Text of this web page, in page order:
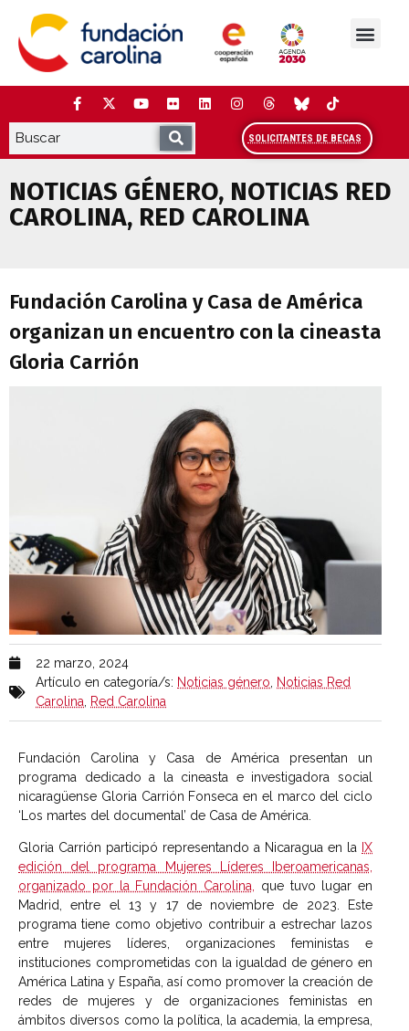
contenido
SOLICITANTES DE BECAS
NOTICIAS GÉNERO, NOTICIAS RED
CAROLINA, RED CAROLINA
Fundación Carolina y Casa de América
Fundación Carolina y Casa de América
organizan un encuentro con la cineasta
Gloria Carrión
22 marzo, 2024
Artículo en categoría/s: Noticias género
Noticias Red
Carolina
Red Carolina
Fundación Carolina y Casa de América presentan un
programa dedicado a la cineasta e investigadora social
nicaragüense Gloria Carrión Fonseca en el marco del ciclo
‘Los martes del documental’ de Casa de América.
Gloria Carrión participó representando a Nicaragua en la IX
edición del programa Mujeres Líderes Iberoamericanas,
organizado por la Fundación Carolina, que tuvo lugar en
Madrid, entre el 13 y 17 de noviembre de 2023. Este
programa tiene como objetivo contribuir a estrechar lazos
entre mujeres líderes, organizaciones feministas e
instituciones comprometidas con la igualdad de género en
América Latina y España, así como promover la creación de
redes de mujeres y de organizaciones feministas en
ámbitos diversos como la política, la academia, la empresa,